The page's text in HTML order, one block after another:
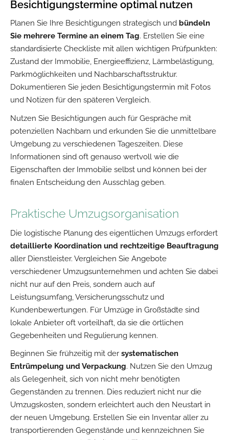
Besichtigungstermine optimal nutzen
Planen Sie Ihre Besichtigungen strategisch und bündeln
Sie mehrere Termine an einem Tag. Erstellen Sie eine
standardisierte Checkliste mit allen wichtigen Prüfpunkten:
Zustand der Immobilie, Energieeffizienz, Lärmbelästigung,
Parkmöglichkeiten und Nachbarschaftsstruktur.
Dokumentieren Sie jeden Besichtigungstermin mit Fotos
und Notizen für den späteren Vergleich.
Nutzen Sie Besichtigungen auch für Gespräche mit
potenziellen Nachbarn und erkunden Sie die unmittelbare
Umgebung zu verschiedenen Tageszeiten. Diese
Informationen sind oft genauso wertvoll wie die
Eigenschaften der Immobilie selbst und können bei der
finalen Entscheidung den Ausschlag geben.
Praktische Umzugsorganisation
Die logistische Planung des eigentlichen Umzugs erfordert
detaillierte Koordination und rechtzeitige Beauftragung
aller Dienstleister. Vergleichen Sie Angebote
verschiedener Umzugsunternehmen und achten Sie dabei
nicht nur auf den Preis, sondern auch auf
Leistungsumfang, Versicherungsschutz und
Kundenbewertungen. Für Umzüge in Großstädte sind
lokale Anbieter oft vorteilhaft, da sie die örtlichen
Gegebenheiten und Regulierung kennen.
Beginnen Sie frühzeitig mit der systematischen
Entrümpelung und Verpackung. Nutzen Sie den Umzug
als Gelegenheit, sich von nicht mehr benötigten
Gegenständen zu trennen. Dies reduziert nicht nur die
Umzugskosten, sondern erleichtert auch den Neustart in
der neuen Umgebung. Erstellen Sie ein Inventar aller zu
transportierenden Gegenstände und kennzeichnen Sie